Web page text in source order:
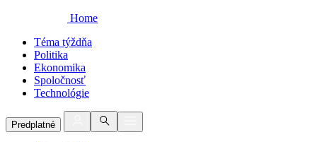
Home
Téma týždňa
Politika
Ekonomika
Spoločnosť
Technológie
Predplatné